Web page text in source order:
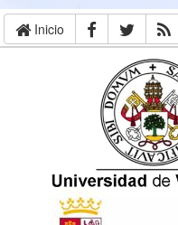
Inicio